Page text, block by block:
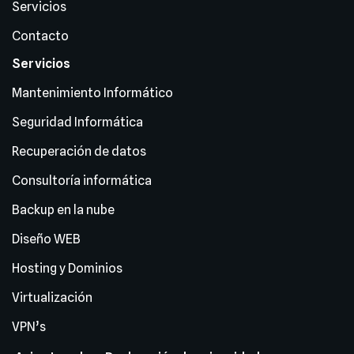
Servicios
Contacto
Servicios
Mantenimiento Informático
Seguridad Informática
Recuperación de datos
Consultoría informática
Backup en la nube
Diseño WEB
Hosting y Dominios
Virtualización
VPN’s